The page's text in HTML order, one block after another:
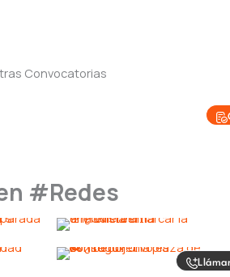
Convocatorias
#Redes